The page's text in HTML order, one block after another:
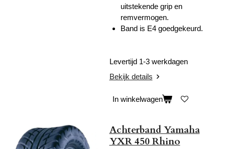
uitstekende grip en
remvermogen.
Band is E4 goedgekeurd.
Levertijd 1-3 werkdagen
Bekijk details
In winkelwagen
Achterband Yamaha
YXR 450 Rhino